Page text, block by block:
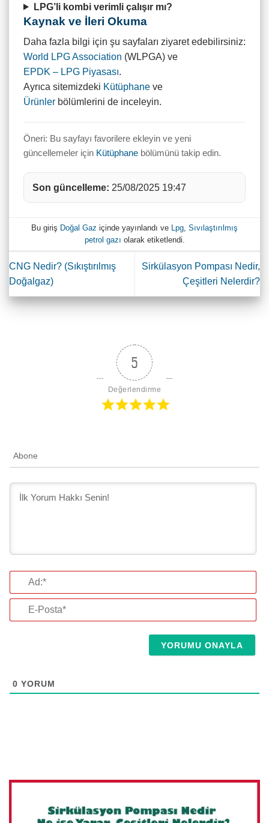
LPG’li kombi verimli çalışır mı?
Kaynak ve İleri Okuma
Daha fazla bilgi için şu sayfaları ziyaret edebilirsiniz:
World LPG Association (WLPGA) ve
EPDK – LPG Piyasası.
Ayrıca sitemizdeki Kütüphane ve
Ürünler bölümlerini de inceleyin.
Öneri: Bu sayfayı favorilere ekleyin ve yeni
güncellemeler için Kütüphane bölümünü takip edin.
Son güncelleme: 25/08/2025 19:47
Bu giriş Doğal Gaz içinde yayınlandı ve Lpg Sıvılaştırılmış
petrol gazı olarak etiketlendi.
CNG Nedir? (Sıkıştırılmış
Doğalgaz)
Sirkülasyon Pompası Nedir,
Çeşitleri Nelerdir?
5
Değerlendirme
Abone
Ad:*
0 YORUM